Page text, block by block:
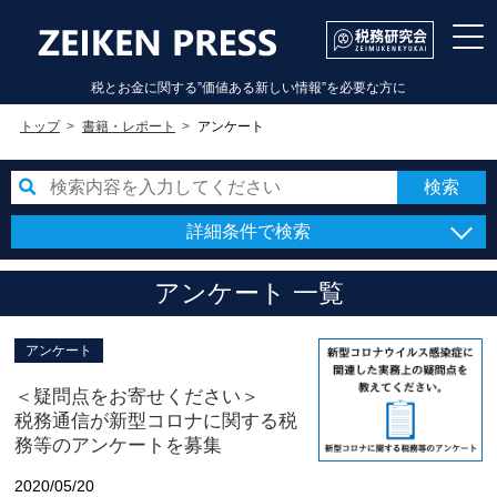
税とお金に関する”価値ある新しい情報”を必要な方に
トップ 書籍・レポート アンケート
詳細条件で検索
アンケート 一覧
アンケート
＜疑問点をお寄せください＞
税務通信が新型コロナに関する税
務等のアンケートを募集
2020/05/20